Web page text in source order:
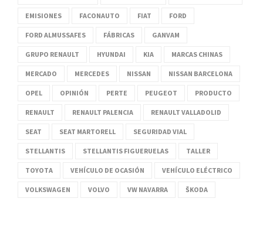
EMISIONES FACONAUTO FIAT FORD
FORD ALMUSSAFES FÁBRICAS GANVAM
GRUPO RENAULT HYUNDAI KIA MARCAS CHINAS
MERCADO MERCEDES NISSAN NISSAN BARCELONA
OPEL OPINIÓN PERTE PEUGEOT PRODUCTO
RENAULT RENAULT PALENCIA RENAULT VALLADOLID
SEAT SEAT MARTORELL SEGURIDAD VIAL
STELLANTIS STELLANTIS FIGUERUELAS TALLER
TOYOTA VEHÍCULO DE OCASIÓN VEHÍCULO ELÉCTRICO
VOLKSWAGEN VOLVO VW NAVARRA ŠKODA